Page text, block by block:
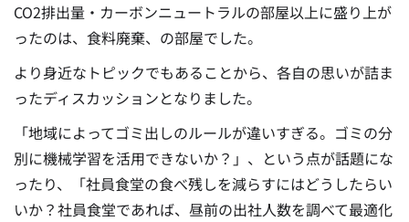
CO2排出量・カーボンニュートラルの部屋以上に盛り上が
ったのは、食料廃棄、の部屋でした。
より身近なトピックでもあることから、各自の思いが詰ま
ったディスカッションとなりました。
「地域によってゴミ出しのルールが違いすぎる。ゴミの分
別に機械学習を活用できないか？」、という点が話題にな
ったり、「社員食堂の食べ残しを減らすにはどうしたらい
いか？社員食堂であれば、昼前の出社人数を調べて最適化